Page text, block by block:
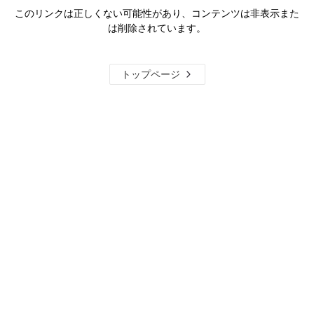
このリンクは正しくない可能性があり、コンテンツは非表示また
は削除されています。
トップページ